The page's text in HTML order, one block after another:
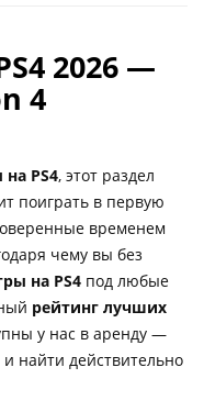
2026 —
4
PS4, этот раздел
поиграть в первую
временем
чему вы без
на PS4 под любые
рейтинг лучших
у нас в аренду —
найти действительно